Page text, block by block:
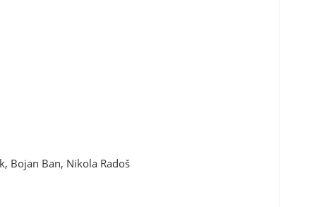
Bojan Ban, Nikola Radoš